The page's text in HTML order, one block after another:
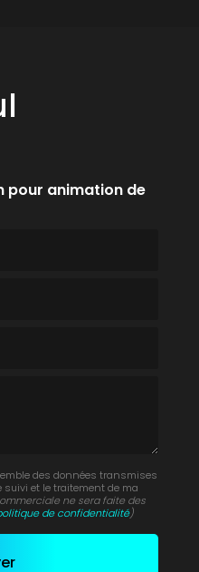
pour animation de
des données transmises
et le traitement de ma
ne sera faite des
de confidentialité)